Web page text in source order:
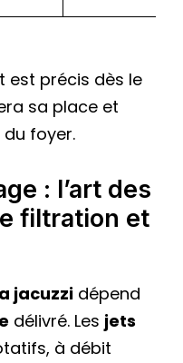
est précis dès le
sa place et
foyer.
: l’art des
filtration et
jacuzzi dépend
délivré. Les jets
à débit